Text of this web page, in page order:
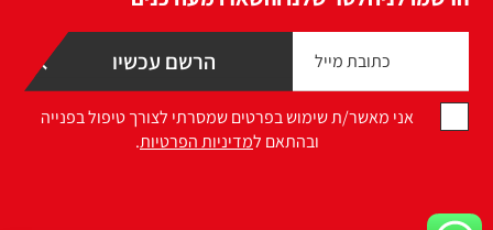
אני מאשר/ת שימוש בפרטים שמסרתי לצורך טיפול בפנייה
ובהתאם למדיניות הפרטיות.